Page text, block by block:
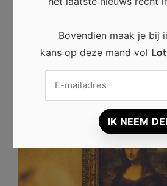
vond, was dit wereldnieuws. Al
beroemde schip op de bodem van
perfecte uitkomst van …
Bovendien maak je bij
kans op deze mand vol